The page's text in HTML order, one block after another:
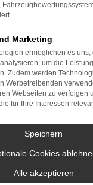
Renault
günstigere
sich auf ein
freuen. Wir
an Renault
einen
bei der wir
finden heraus,
ist und
Vorgaben eine
uns für einen
haben,
Auswahl an
Marketing
ermöglichen es
um die
Zudem werden
Werbetreibenden
Webseiten zu verfolgen
für Ihre Interessen
Speichern
Cookies
Alle akzeptieren